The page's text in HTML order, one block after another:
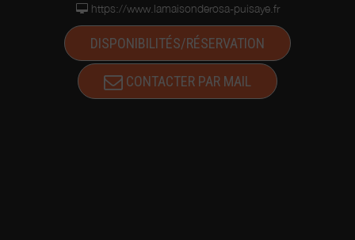
https://www.lamaisonderosa-puisaye.fr
DISPONIBILITÉS/RÉSERVATION
CONTACTER PAR MAIL